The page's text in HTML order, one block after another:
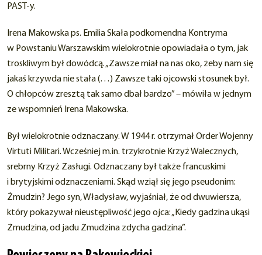
PAST-y.
Irena Makowska ps. Emilia Skała podkomendna Kontryma
w Powstaniu Warszawskim wielokrotnie opowiadała o tym, jak
troskliwym był dowódcą. „Zawsze miał na nas oko, żeby nam się
jakaś krzywda nie stała (…) Zawsze taki ojcowski stosunek był.
O chłopców zresztą tak samo dbał bardzo” – mówiła w jednym
ze wspomnień Irena Makowska.
Był wielokrotnie odznaczany. W 1944 r. otrzymał Order Wojenny
Virtuti Militari. Wcześniej m.in. trzykrotnie Krzyż Walecznych,
srebrny Krzyż Zasługi. Odznaczany był także francuskimi
i brytyjskimi odznaczeniami. Skąd wziął się jego pseudonim:
Żmudzin? Jego syn, Władysław, wyjaśniał, że od dwuwiersza,
który pokazywał nieustępliwość jego ojca: „Kiedy gadzina ukąsi
Żmudzina, od jadu Żmudzina zdycha gadzina”.